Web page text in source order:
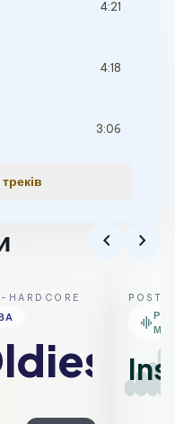
4:21
4:18
3:06
chevron_left chevron_right
HARDCORE POST-
graphic_eq